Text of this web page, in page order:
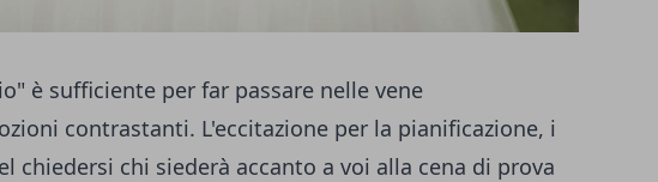
è sufficiente per far passare nelle vene
contrastanti. L'eccitazione per la pianificazione, i
chiedersi chi siederà accanto a voi alla cena di prova